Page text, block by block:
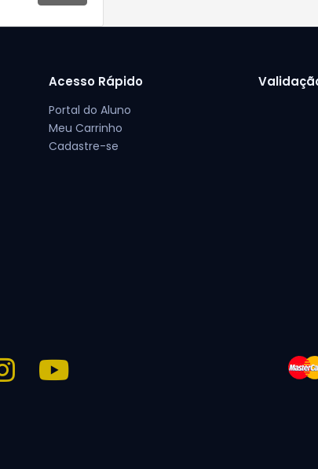
Acesso Rápido
Portal do Aluno
Meu Carrinho
Cadastre-se